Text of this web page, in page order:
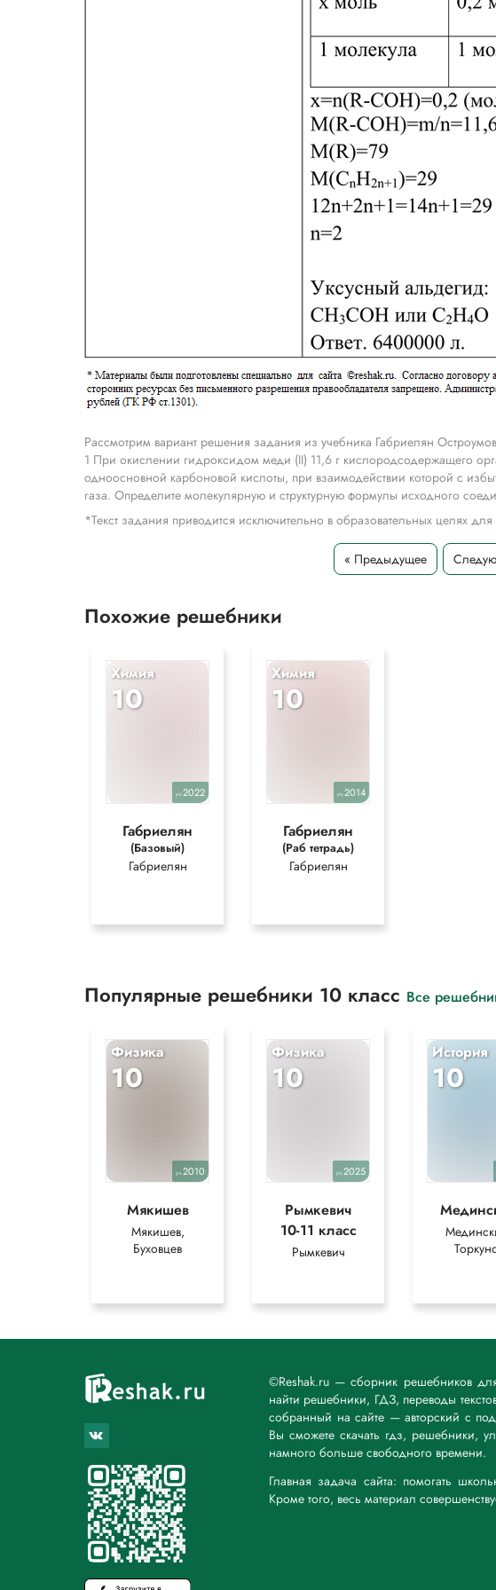
Рассмотрим вариант решения задания из учебника Габриелян
1 При окислении гидроксидом меди (II) 11,6 г кислородсодержащего
одноосновной карбоновой кислоты, при взаимодействии которой с
газа. Определите молекулярную и структурную формулы исходного
*Текст задания приводится исключительно в образовательных целях
« Предыдущее
Похожие решебники
Химия
10
уч.2022
Габриелян
(Базовый)
Габриелян
Химия
10
уч.2014
Габриелян
(Раб тетрадь)
Габриелян
Популярные решебники 10 класс Все
Физика
10
уч.2010
Мякишев
Мякишев,
Буховцев
Физика
10
уч.2025
Рымкевич
10-11 класс
Рымкевич
История
10
©Reshak.ru — сборник решебников
найти решебники, ГДЗ, переводы
собранный на сайте — авторский с
Вы сможете скачать гдз, решебники,
намного больше свободного времени.
Главная задача сайта: помогать
Кроме того, весь материал